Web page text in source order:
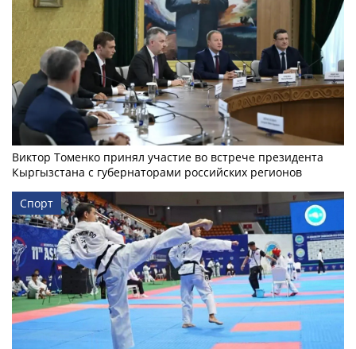
Виктор Томенко принял участие во встрече президента
Кыргызстана с губернаторами российских регионов
Спорт